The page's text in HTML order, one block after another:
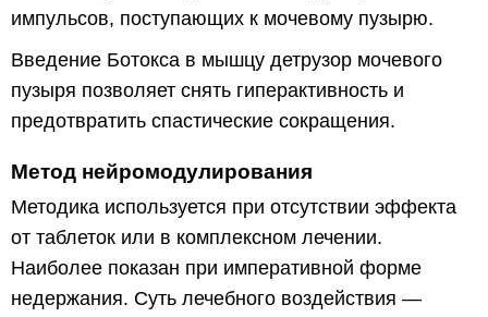
импульсов, поступающих к мочевому пузырю.
Введение Ботокса в мышцу детрузор мочевого
пузыря позволяет снять гиперактивность и
предотвратить спастические сокращения.
Метод нейромодулирования
Методика используется при отсутствии эффекта
от таблеток или в комплексном лечении.
Наиболее показан при императивной форме
недержания. Суть лечебного воздействия —